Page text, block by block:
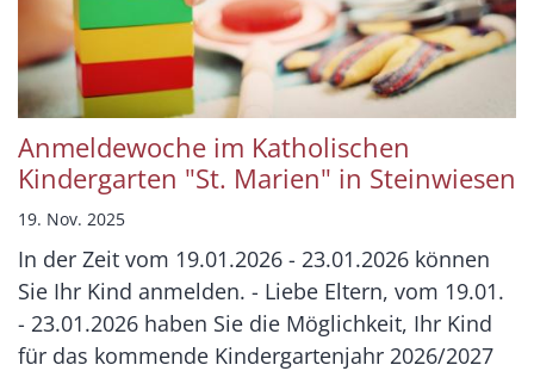
Anmeldewoche im Katholischen
Kindergarten "St. Marien" in Steinwiesen
19. Nov. 2025
In der Zeit vom 19.01.2026 - 23.01.2026 können
Sie Ihr Kind anmelden. - Liebe Eltern, vom 19.01.
- 23.01.2026 haben Sie die Möglichkeit, Ihr Kind
für das kommende Kindergartenjahr 2026/2027